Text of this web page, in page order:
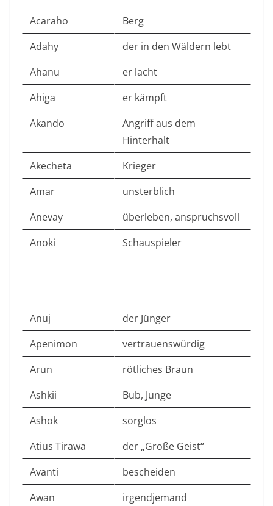
Acaraho
Berg
Adahy
der in den Wäldern lebt
Ahanu
er lacht
Ahiga
er kämpft
Akando
Angriff aus dem
Hinterhalt
Akecheta
Krieger
Amar
unsterblich
Anevay
überleben, anspruchsvoll
Anoki
Schauspieler
Anuj
der Jünger
Apenimon
vertrauenswürdig
Arun
rötliches Braun
Ashkii
Bub, Junge
Ashok
sorglos
Atius Tirawa
der „Große Geist“
Avanti
bescheiden
Awan
irgendjemand